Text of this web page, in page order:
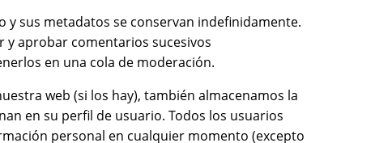
y sus metadatos se conservan indefinidamente.
y aprobar comentarios sucesivos
en una cola de moderación.
web (si los hay), también almacenamos la
en su perfil de usuario. Todos los usuarios
personal en cualquier momento (excepto